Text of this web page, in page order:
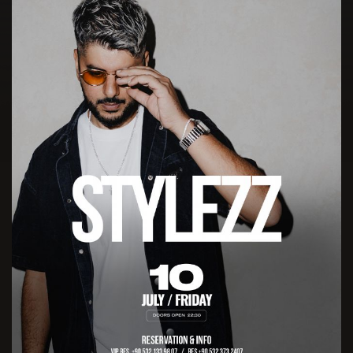
Doğum Yeriniz *
Doğum Tarihiniz *
Cinsiyet *
Adres *
En Sevdiğiniz Sanatçılar *
Favori Dj leriniz *
Hangi Müzik Tarzını Dinliyorsunuz? *
Club Inferno'da Favori Kokteyliniz *
Club Inferno da Hangi Konseptte Bir Parti Düzenlemek
İsterdiniz? *